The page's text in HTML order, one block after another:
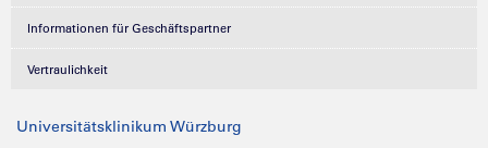
Informationen für Geschäftspartner
Vertraulichkeit
Universitätsklinikum Würzburg